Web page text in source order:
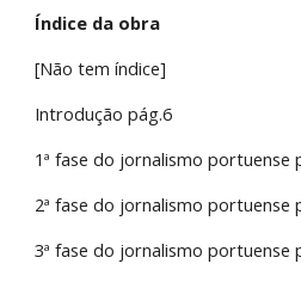
Índice da obra
[Não tem índice]
Introdução pág.6
1ª fase do jornalismo portuense
2ª fase do jornalismo portuense
3ª fase do jornalismo portuense